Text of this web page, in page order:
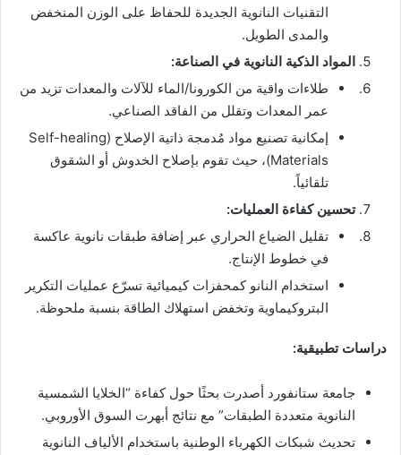
التقنيات النانوية الجديدة للحفاظ على الوزن المنخفض
والمدى الطويل.
المواد الذكية النانوية في الصناعة:
طلاءات واقية من الكورونا/الماء للآلات والمعدات تزيد من
عمر المعدات وتقلل من الفاقد الصناعي.
إمكانية تصنيع مواد مُدمجة ذاتية الإصلاح (Self-healing
Materials)، حيث تقوم بإصلاح الخدوش أو الشقوق
تلقائياً.
تحسين كفاءة العمليات:
تقليل الضياع الحراري عبر إضافة طبقات نانوية عاكسة
في خطوط الإنتاج.
استخدام النانو كمحفزات كيميائية تسرّع عمليات التكرير
البتروكيماوية وتخفض استهلاك الطاقة بنسبة ملحوظة.
دراسات تطبيقية:
جامعة ستانفورد أصدرت بحثًا حول كفاءة “الخلايا الشمسية
النانوية متعددة الطبقات” مع نتائج أبهرت السوق الأوروبي.
تحديث شبكات الكهرباء الوطنية باستخدام الألياف النانوية